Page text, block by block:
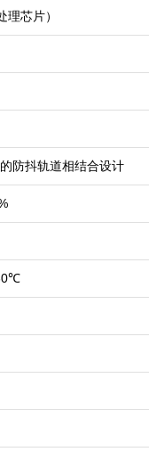
芯片）
防抖轨道相结合设计